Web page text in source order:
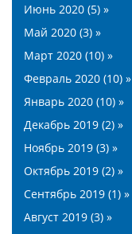
Июнь 2020 (5) »
Май 2020 (3) »
Март 2020 (10) »
Февраль 2020 (10) »
Январь 2020 (10) »
Декабрь 2019 (2) »
Ноябрь 2019 (3) »
Октябрь 2019 (2) »
Сентябрь 2019 (1) »
Август 2019 (3) »